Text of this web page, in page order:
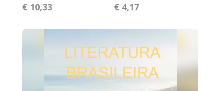
€ 10,33 € 4,17